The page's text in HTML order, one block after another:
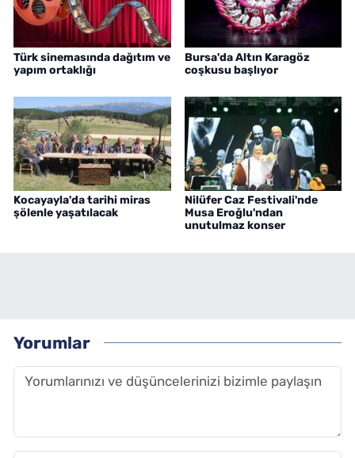
Türk sinemasında dağıtım ve
yapım ortaklığı
Bursa'da Altın Karagöz
coşkusu başlıyor
Kocayayla'da tarihi miras
şölenle yaşatılacak
Nilüfer Caz Festivali'nde
Musa Eroğlu'ndan
unutulmaz konser
Yorumlar